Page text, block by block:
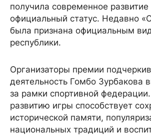
получила современное развитие
официальный статус. Недавно
была признана официальным
республики.
Организаторы премии
деятельность Гомбо Зурбакова
за рамки спортивной
развитию игры способствует
исторической памяти,
национальных традиций и